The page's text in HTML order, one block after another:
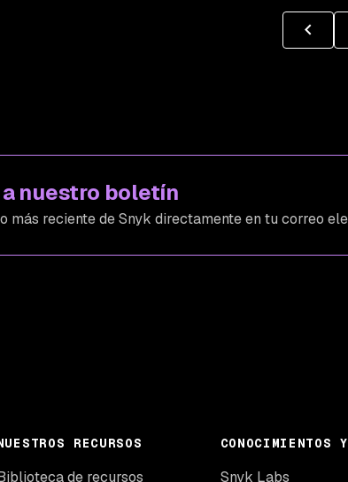
nuestro boletín
más reciente de Snyk directamente en tu correo
RECURSOS
de recursos
CONOCIMIENTOS
Snyk Labs